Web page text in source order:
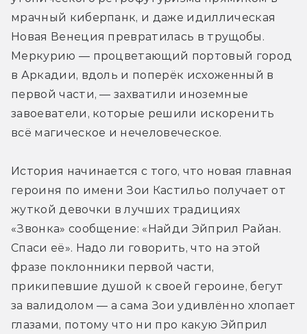
мрачный киберпанк, и даже идиллическая
Новая Венеция превратилась в трущобы.
Меркурию — процветающий портовый город
в Аркадии, вдоль и поперёк исхоженный в
первой части, — захватили иноземные
завоеватели, которые решили искоренить
всё магическое и нечеловеческое.
История начинается с того, что новая главная
героиня по имени Зои Кастильо получает от
жуткой девочки в лучших традициях
«Звонка» сообщение: «Найди Эйприл Райан.
Спаси её». Надо ли говорить, что на этой
фразе поклонники первой части,
прикипевшие душой к своей героине, бегут
за валидолом — а сама Зои удивлённо хлопает
глазами, потому что ни про какую Эйприл